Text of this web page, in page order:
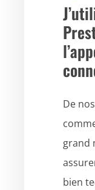
De
grand
bien